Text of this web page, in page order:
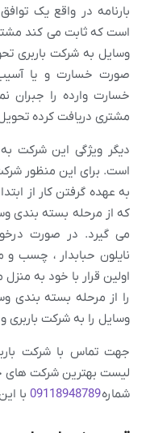
بارنامه در واقع یک
است که ثابت می کند
وسایل به شرکت باربری
صورت خسارت و یا
خسارت وارده را جبران
مشتری دریافت کرده
دیگر ویژگی این شرکت
است. برای این منظور
به عهده گرفتن کار از
که از مرحله بسته بندی
می گیرد. در صورت
نایلون حبابدار ، چسب و
اولین قرار با خود به
را از مرحله بسته بندی
وسایل را به شرکت
جهت تماس با شرکت
لیست بهترین شرکت های
شماره09118948789 با